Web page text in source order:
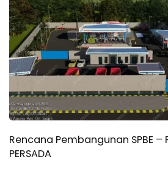
Rencana Pembangunan SPBE –
PERSADA